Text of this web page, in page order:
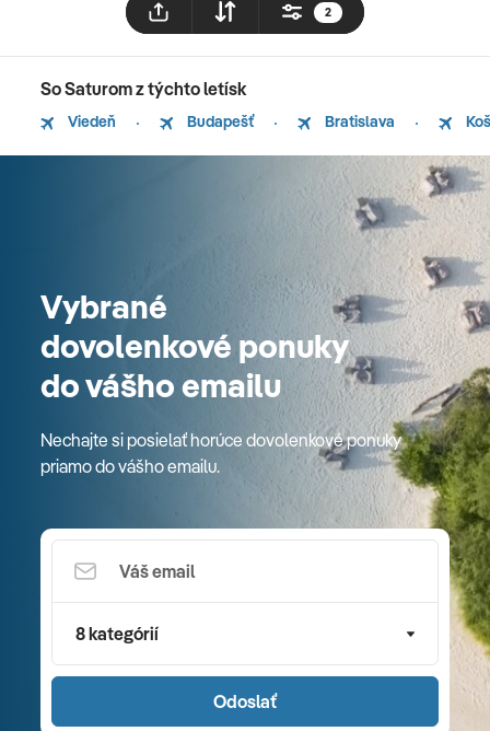
2
So Saturom z týchto letísk
Viedeň Budapešť Bratislava
Vybrané
dovolenkové ponuky
do vášho emailu
Nechajte si posielať horúce dovolenkové ponuky
priamo do vášho emailu.
8 kategórií
Odoslať